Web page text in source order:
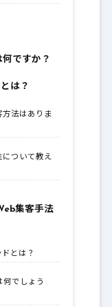
ですか？
は？
法はありま
について教え
集客手法
とは？
でしょう